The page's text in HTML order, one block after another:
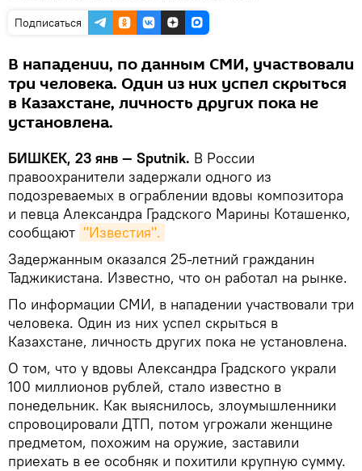
Подписаться
В нападении, по данным СМИ, участвовали
три человека. Один из них успел скрыться
в Казахстане, личность других пока не
установлена.
БИШКЕК, 23 янв — Sputnik. В России
правоохранители задержали одного из
подозреваемых в ограблении вдовы композитора
и певца Александра Градского Марины Коташенко,
сообщают "Известия".
Задержанным оказался 25-летний гражданин
Таджикистана. Известно, что он работал на рынке.
По информации СМИ, в нападении участвовали три
человека. Один из них успел скрыться в
Казахстане, личность других пока не установлена.
О том, что у вдовы Александра Градского украли
100 миллионов рублей, стало известно в
понедельник. Как выяснилось, злоумышленники
спровоцировали ДТП, потом угрожали женщине
предметом, похожим на оружие, заставили
приехать в ее особняк и похитили крупную сумму.